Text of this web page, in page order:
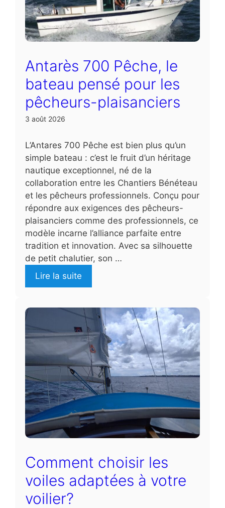
Antarès 700 Pêche, le
bateau pensé pour les
pêcheurs-plaisanciers
3 août 2026
L’Antares 700 Pêche est bien plus qu’un
simple bateau : c’est le fruit d’un héritage
nautique exceptionnel, né de la
collaboration entre les Chantiers Bénéteau
et les pêcheurs professionnels. Conçu pour
répondre aux exigences des pêcheurs-
plaisanciers comme des professionnels, ce
modèle incarne l’alliance parfaite entre
tradition et innovation. Avec sa silhouette
de petit chalutier, son …
Lire la suite
Comment choisir les
voiles adaptées à votre
voilier?